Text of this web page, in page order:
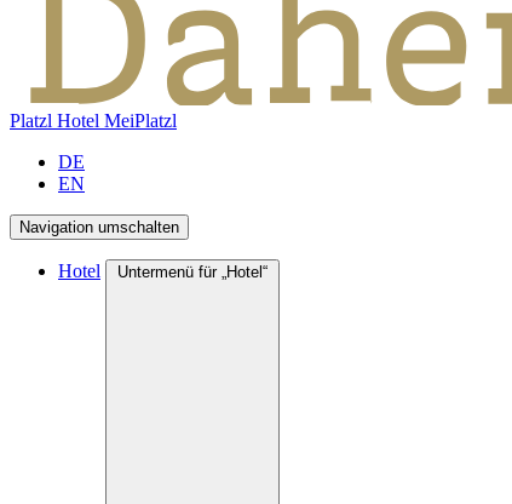
Platzl Hotel MeiPlatzl
DE
EN
Navigation umschalten
Hotel Untermenü für „Hotel“